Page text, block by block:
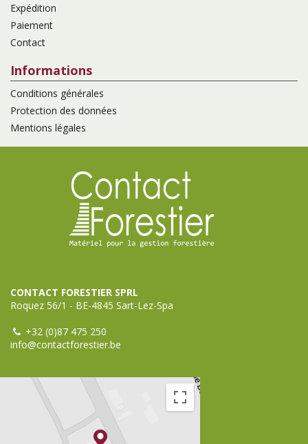
Expédition
Paiement
Contact
Informations
Conditions générales
Protection des données
Mentions légales
CONTACT FORESTIER SPRL
Roquez 56/1 - BE-4845 Sart-Lez-Spa
+32 (0)87 475 250
info@contactforestier.be